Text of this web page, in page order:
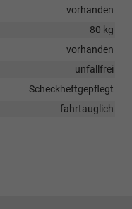
vorhanden
80 kg
vorhanden
unfallfrei
Scheckheftgepflegt
fahrtauglich